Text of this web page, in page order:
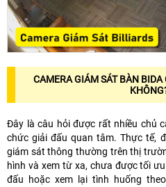
CAMERA GIÁM SÁT BÀN
Đây là câu hỏi được rất nhiều chủ
chức giải đấu quan tâm. Thực tế,
giám sát thông thường trên thị
hình và xem từ xa, chưa được tối
đấu hoặc xem lại tình huống